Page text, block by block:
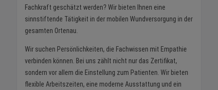
Fachkraft geschätzt werden? Wir bieten Ihnen eine
sinnstiftende Tätigkeit in der mobilen Wundversorgung in der
gesamten Ortenau.
Wir suchen Persönlichkeiten, die Fachwissen mit Empathie
verbinden können. Bei uns zählt nicht nur das Zertifikat,
sondern vor allem die Einstellung zum Patienten. Wir bieten
flexible Arbeitszeiten, eine moderne Ausstattung und ein